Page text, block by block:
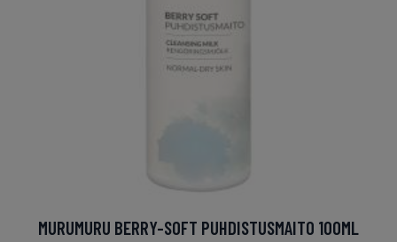
MURUMURU BERRY-SOFT PUHDISTUSMAITO 100ML